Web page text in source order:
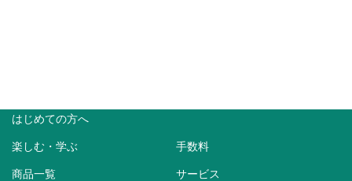
はじめての方へ
楽しむ・学ぶ 手数料
商品一覧 サービス